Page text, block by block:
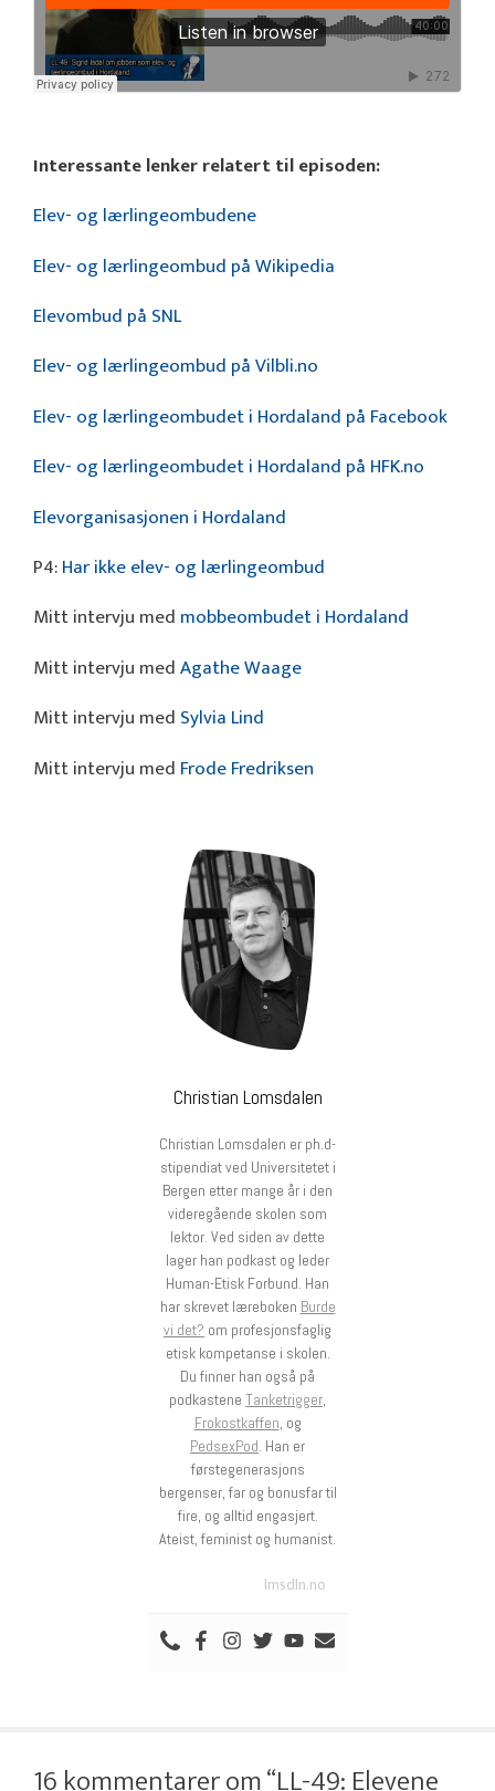
Interessante lenker relatert til episoden:
Elev- og lærlingeombudene
Elev- og lærlingeombud på Wikipedia
Elevombud på SNL
Elev- og lærlingeombud på Vilbli.no
Elev- og lærlingeombudet i Hordaland på Facebook
Elev- og lærlingeombudet i Hordaland på HFK.no
Elevorganisasjonen i Hordaland
P4:Har ikke elev- og lærlingeombud
Mitt intervju med mobbeombudet i Hordaland
Mitt intervju medAgathe Waage
Mitt intervju med Sylvia Lind
Mitt intervju med Frode Fredriksen
Christian Lomsdalen
Christian Lomsdalen er ph.d-
stipendiat ved Universitetet i
Bergen etter mange år i den
videregående skolen som
lektor. Ved siden av dette
lager han podkast og leder
Human-Etisk Forbund. Han
har skrevet læreboken Burde
vi det? om profesjonsfaglig
etisk kompetanse i skolen.
Du finner han også på
podkastene Tanketrigger,
Frokostkaffen, og
PedsexPod. Han er
førstegenerasjons
bergenser, far og bonusfar til
fire, og alltid engasjert.
Ateist, feminist og humanist.
lmsdln.no